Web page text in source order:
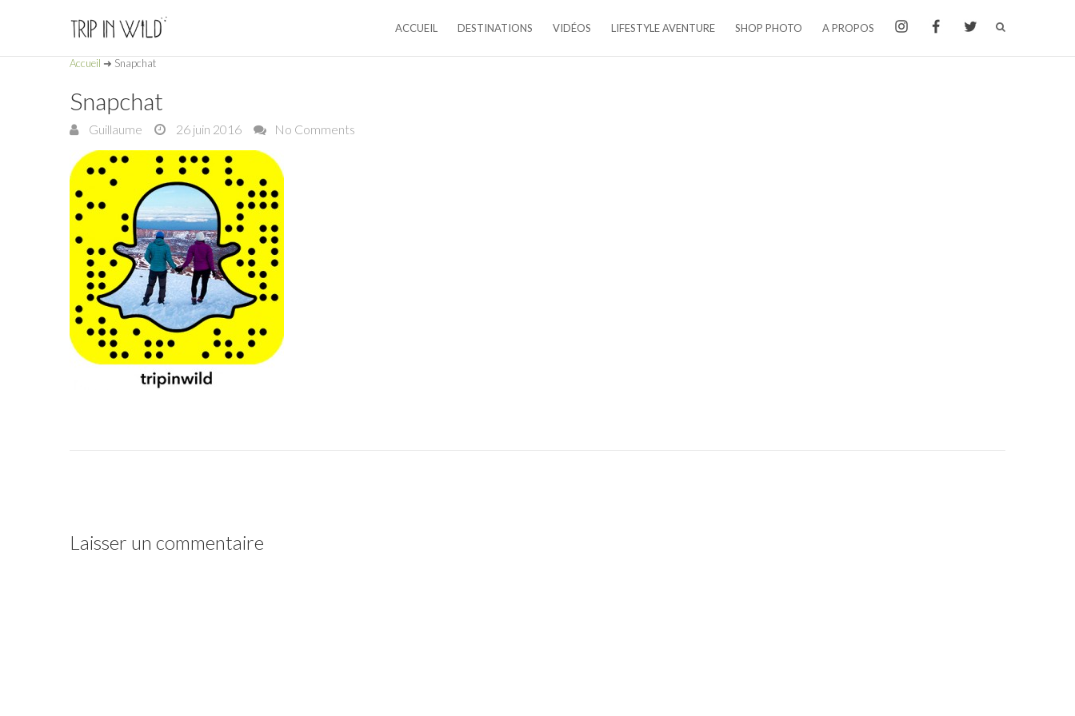
ACCUEIL DESTINATIONS VIDÉOS LIFESTYLE AVENTURE SHOP PHOTO A PROPOS
Accueil ➜ Snapchat
Snapchat
Guillaume 26 juin 2016 No Comments
Laisser un commentaire